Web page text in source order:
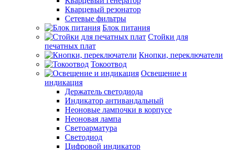
Кварцевый резонатор
Сетевые фильтры
Блок питания
Стойки для
печатных плат
Кнопки, переключатели
Токоотвод
Освещение и
индикация
Держатель светодиода
Индикатор антивандальный
Неоновые лампочки в корпусе
Неоновая лампа
Светоарматура
Светодиод
Цифровой индикатор